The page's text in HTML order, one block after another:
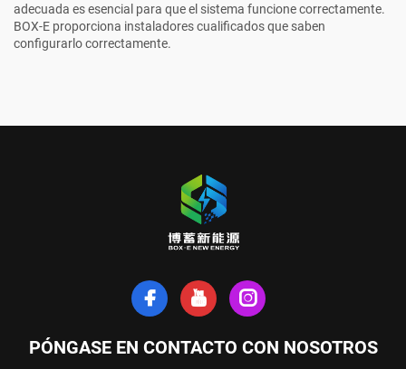
adecuada es esencial para que el sistema funcione correctamente.
BOX-E proporciona instaladores cualificados que saben
configurarlo correctamente.
PÓNGASE EN CONTACTO CON NOSOTROS